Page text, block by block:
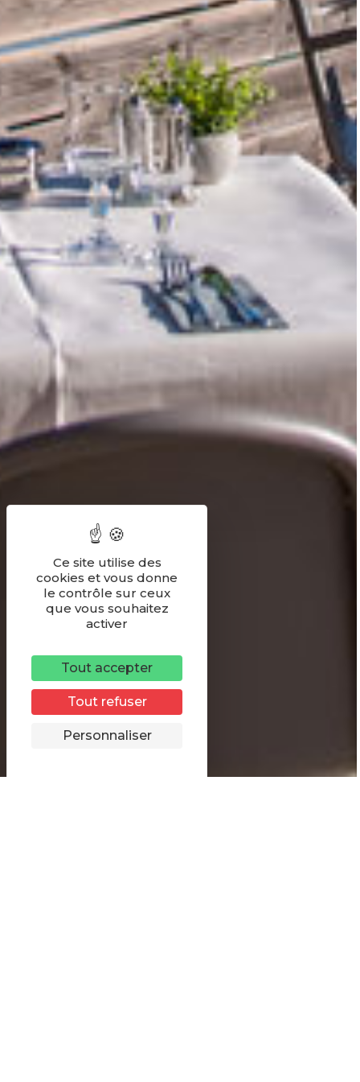
Ce site utilise des
cookies et vous donne
le contrôle sur ceux
que vous souhaitez
activer
Tout accepter
Tout refuser
Personnaliser